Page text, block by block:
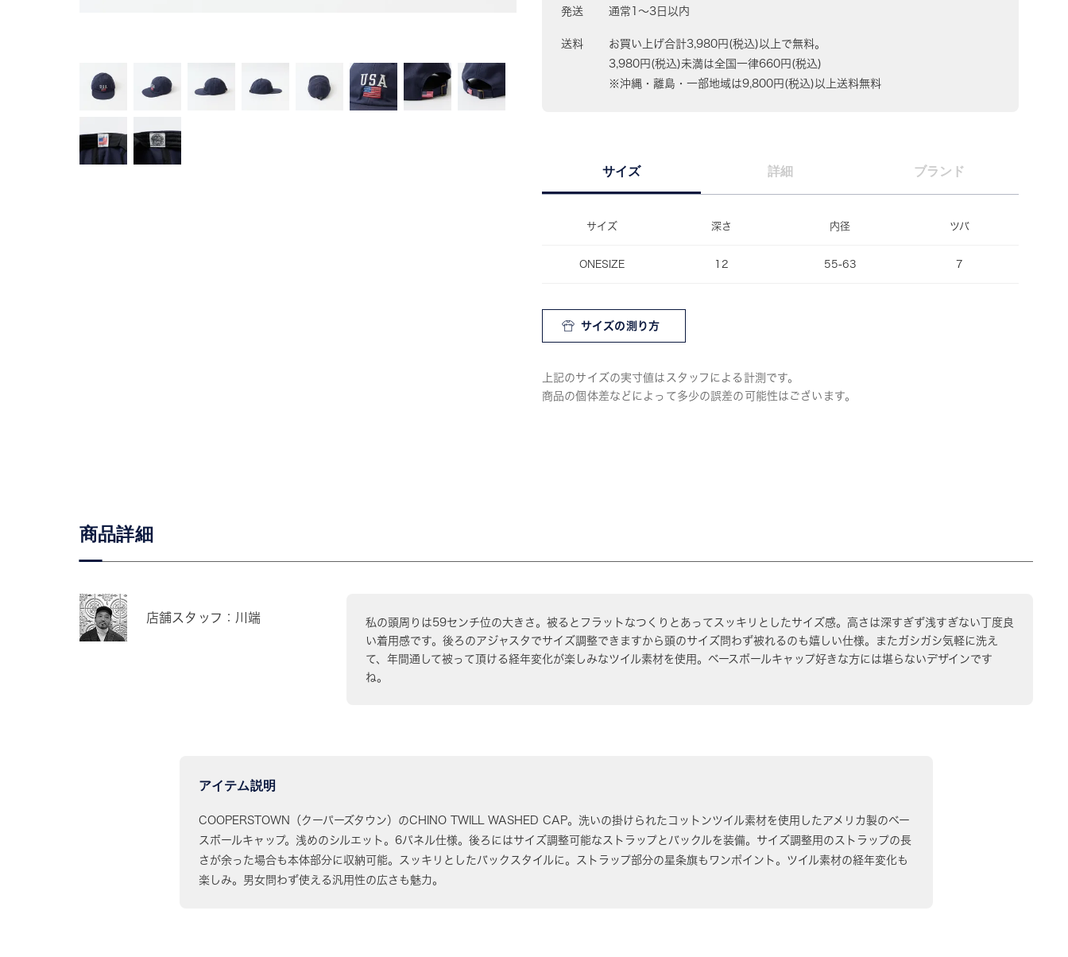
発送 通常1〜3日以内
送料
お買い上げ合計3,980円(税込)以上で無料。
3,980円(税込)未満は全国一律660円(税込)
※沖縄・離島・一部地域は9,800円(税込)以上送料無料
サイズ 詳細 ブランド
サイズ 深さ 内径 ツバ
ONESIZE 12 55-63 7
サイズの測り方
上記のサイズの実寸値はスタッフによる計測です。
商品の個体差などによって多少の誤差の可能性はございます。
商品詳細
店舗スタッフ：川端
私の頭周りは59センチ位の大きさ。被るとフラットなつくりとあってスッキリとしたサイズ感。高さは深すぎず浅すぎない丁度良
い着用感です。後ろのアジャスタでサイズ調整できますから頭のサイズ問わず被れるのも嬉しい仕様。またガシガシ気軽に洗え
て、年間通して被って頂ける経年変化が楽しみなツイル素材を使用。ベースボールキャップ好きな方には堪らないデザインです
ね。
アイテム説明
COOPERSTOWN（クーパーズタウン）のCHINO TWILL WASHED CAP。洗いの掛けられたコットンツイル素材を使用したアメリカ製のベー
スボールキャップ。浅めのシルエット。6パネル仕様。後ろにはサイズ調整可能なストラップとバックルを装備。サイズ調整用のストラップの長
さが余った場合も本体部分に収納可能。スッキリとしたバックスタイルに。ストラップ部分の星条旗もワンポイント。ツイル素材の経年変化も
楽しみ。男女問わず使える汎用性の広さも魅力。